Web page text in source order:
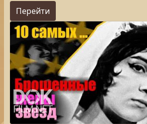
Перейти